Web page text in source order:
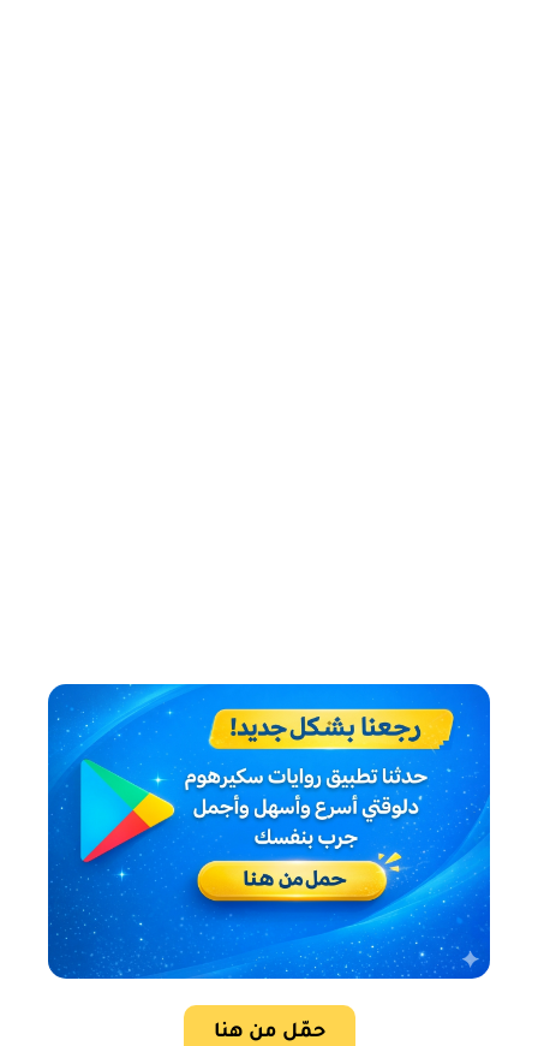
حمّل من هنا